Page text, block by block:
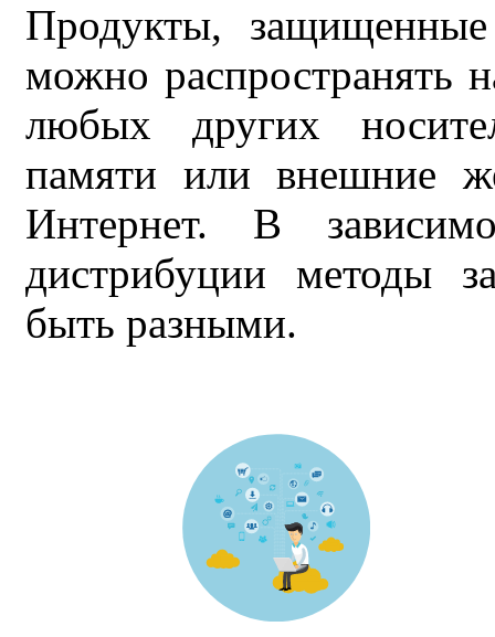
Продукты,
можно распространять
любых других
памяти или внешние
Интернет. В
дистрибуции методы
быть разными.